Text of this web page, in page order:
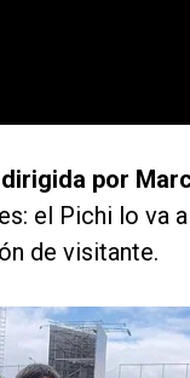
por
el Pichi lo va
de visitante.